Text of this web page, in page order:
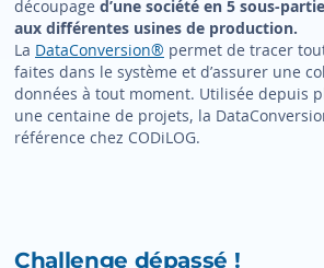
découpage d’une société en 5 sous-
aux différentes usines de production.
La DataConversion® permet de tracer
faites dans le système et d’assurer une
données à tout moment. Utilisée depuis
une centaine de projets, la
référence chez CODiLOG.
Challenge dépassé !